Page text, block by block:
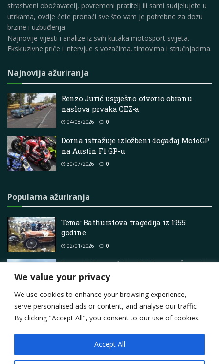
We value your privacy
We use cookies to enhance your browsing experience,
serve personalised ads or content, and analyse our traffic.
By clicking "Accept All", you consent to our use of cookies.
Accept All
strastveni obožavatelj, povremeni pratitelj ili sami sudjelujete u
utrkama, ovdje ćete pronaći sve što vam je potrebno za dozu
brzine i uzbuđenja
Najnovije vijesti i analize iz svih kutaka motosport svijeta.
Ekskluzivne priče i intervjue s vozačima, timovima i stručnjacima.
Najnovija ažuriranja
Renzo Jurić uspješno otvorio obranu
naslova prvaka CEZ-a
04/08/2026 0
Dorna istražuje izložbeni događaj MotoGP
na Austin F1 GP-u
30/07/2026 0
Popularna ažuriranja
Tema: Bathurstova tragedija iz 1955.
godine
02/01/2026 0
Formula E surađuje s CLOT-om za Šangaj
E-Prix, pogledajte
Contact
Privacy Policy
Terms Marketing i oglašavanje